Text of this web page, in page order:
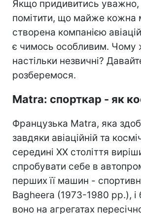
Якщо придивитись
помітити, що майже кожна
створена компанією
є чимось особливим. Чому
настільки незвичні?
розберемося.
Matra: спорткар - як
Французька Matra, яка
завдяки авіаційній та
середині XX століття
спробувати себе в
перших її машин -
Bagheera (1973-1980 рр.), і
воно на агрегатах